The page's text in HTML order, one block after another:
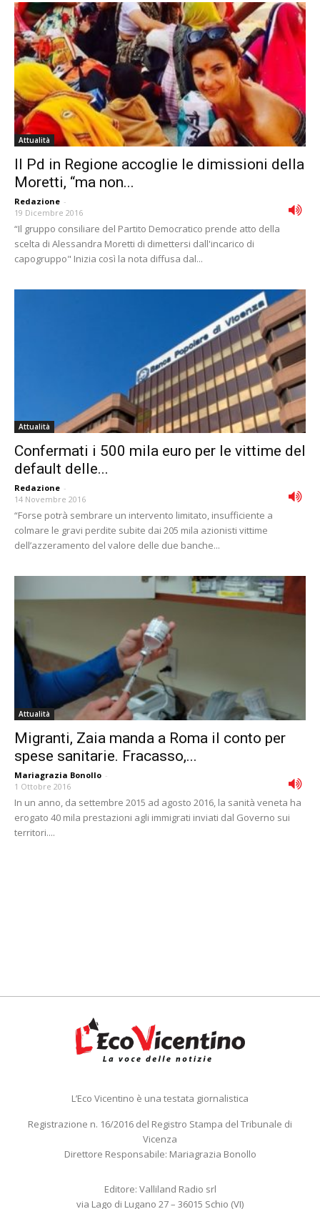
Attualità
Il Pd in Regione accoglie le dimissioni della
Moretti, “ma non...
Redazione -
19 Dicembre 2016
“Il gruppo consiliare del Partito Democratico prende atto della
scelta di Alessandra Moretti di dimettersi dall'incarico di
capogruppo" Inizia così la nota diffusa dal...
Attualità
Confermati i 500 mila euro per le vittime del
default delle...
Redazione -
14 Novembre 2016
“Forse potrà sembrare un intervento limitato, insufficiente a
colmare le gravi perdite subite dai 205 mila azionisti vittime
dell’azzeramento del valore delle due banche...
Attualità
Migranti, Zaia manda a Roma il conto per
spese sanitarie. Fracasso,...
Mariagrazia Bonollo -
1 Ottobre 2016
In un anno, da settembre 2015 ad agosto 2016, la sanità veneta ha
erogato 40 mila prestazioni agli immigrati inviati dal Governo sui
territori....
L’Eco Vicentino è una testata giornalistica
Registrazione n. 16/2016 del Registro Stampa del Tribunale di
Vicenza
Direttore Responsabile: Mariagrazia Bonollo
Editore: Valliland Radio srl
via Lago di Lugano 27 – 36015 Schio (VI)